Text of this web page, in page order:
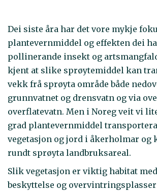
Dei siste åra har det vore mykje
plantevernmiddel og effekten dei
pollinerande insekt og
kjent at slike sprøytemiddel kan
vekk frå sprøyta område både
grunnvatnet og drensvatn og via
overflatevatn. Men i Noreg veit vi
grad plantevernmiddel
vegetasjon og jord i åkerholmar og
rundt sprøyta landbruksareal.
Slik vegetasjon er viktig habitat
beskyttelse og